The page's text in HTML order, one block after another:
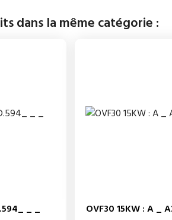
dans la même catégorie :
_ _ OVF30 15KW : A _